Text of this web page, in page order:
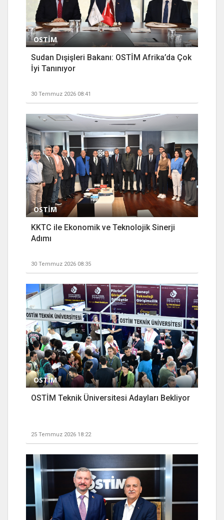
OSTİM
Sudan Dışişleri Bakanı: OSTİM Afrika’da Çok
İyi Tanınıyor
30 Temmuz 2026 08:41
OSTİM
KKTC ile Ekonomik ve Teknolojik Sinerji
Adımı
30 Temmuz 2026 08:35
OSTİM
OSTİM Teknik Üniversitesi Adayları Bekliyor
25 Temmuz 2026 18:22